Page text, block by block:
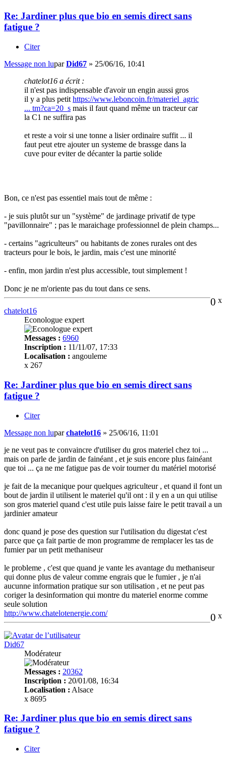
Re: Jardiner plus que bio en semis direct sans
fatigue ?
Citer
Message non luparDid67 » 25/06/16, 10:41
chatelot16 a écrit :
il n'est pas indispensable d'avoir un engin aussi gros
il y a plus petit https://www.leboncoin.fr/materiel_agric
... tm?ca=20_s mais il faut quand même un tracteur car
la C1 ne suffira pas
et reste a voir si une tonne a lisier ordinaire suffit ... il
faut peut etre ajouter un systeme de brassge dans la
cuve pour eviter de décanter la partie solide
Bon, ce n'est pas essentiel mais tout de même :
- je suis plutôt sur un "système" de jardinage privatif de type
"pavillonnaire" ; pas le maraichage professionnel de plein champs...
- certains "agriculteurs" ou habitants de zones rurales ont des
tracteurs pour le bois, le jardin, mais c'est une minorité
- enfin, mon jardin n'est plus accessible, tout simplement !
Donc je ne m'oriente pas du tout dans ce sens.
0 x
chatelot16
Econologue expert
Messages : 6960
Inscription : 11/11/07, 17:33
Localisation : angouleme
x 267
Re: Jardiner plus que bio en semis direct sans
fatigue ?
Citer
Message non luparchatelot16 » 25/06/16, 11:01
je ne veut pas te convaincre d'utiliser du gros materiel chez toi ...
mais on parle de jardin de fainéant , et je suis encore plus fainéant
que toi ... ça ne me fatigue pas de voir tourner du matériel motorisé
je fait de la mecanique pour quelques agriculteur , et quand il font un
bout de jardin il utilisent le materiel qu'il ont : il y en a un qui utilise
son gros materiel quand c'est utile puis laisse faire le petit travail a un
jardinier amateur
donc quand je pose des question sur l'utilisation du digestat c'est
parce que ça fait partie de mon programme de remplacer les tas de
fumier par un petit methaniseur
le probleme , c'est que quand je vante les avantage du methaniseur
qui donne plus de valeur comme engrais que le fumier , je n'ai
aucunne information pratique sur son utilisation , et ne peut pas
coriger la desinformation qui montre du materiel enorme comme
seule solution
0 x
http://www.chatelotenergie.com/
Did67
Modérateur
Messages : 20362
Inscription : 20/01/08, 16:34
Localisation : Alsace
x 8695
Re: Jardiner plus que bio en semis direct sans
fatigue ?
Citer